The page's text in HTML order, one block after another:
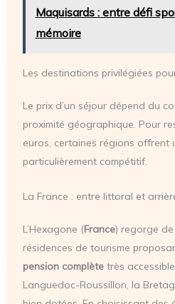
Maquisards : entre défi
mémoire
Les destinations privilégiées
Le prix d’un séjour dépend du
proximité géographique. Pour
euros, certaines régions offrent
particulièrement compétitif.
La France : entre littoral et
L’Hexagone (France) regorge
résidences de tourisme
pension complètetrès
Languedoc-Roussillon, la